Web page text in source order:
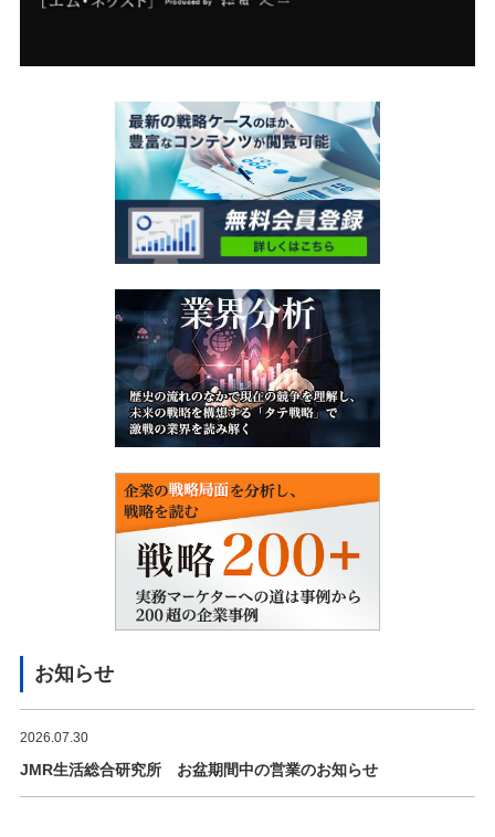
お知らせ
2026.07.30
JMR生活総合研究所 お盆期間中の営業のお知らせ